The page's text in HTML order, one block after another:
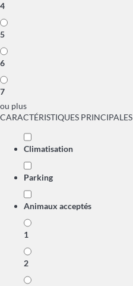
4
5
6
7
ou plus
CARACTÉRISTIQUES PRINCIPALES
Climatisation
Parking
Animaux acceptés
1
2